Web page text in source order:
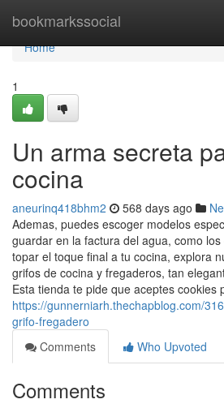
bookmarkssocial
Home
Home
1
Un arma secreta
cocina
aneurinq418bhm2 568 days ago
Ademas, puedes escoger modelos
guardar en la factura del agua, como
topar el toque final a tu cocina, explora
grifos de cocina y fregaderos, tan
Esta tienda te pide que aceptes cookies
https://gunnerniarh.thechapblog.com/
grifo-fregadero
Comments
Who Upvoted
Comments